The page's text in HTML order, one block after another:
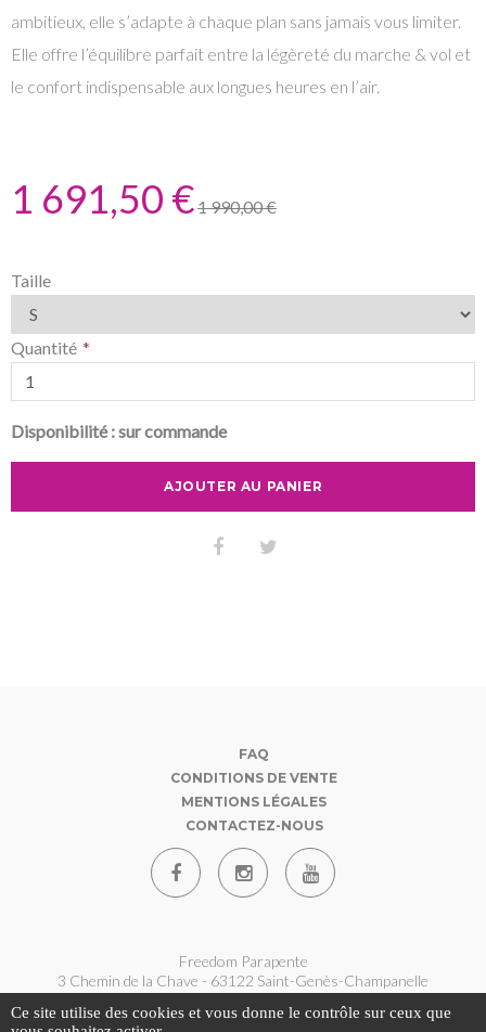
ambitieux, elle s’adapte à chaque plan sans jamais vous limiter.
Elle offre l’équilibre parfait entre la légèreté du marche & vol et
le confort indispensable aux longues heures en l’air.
1 691,50 €1 990,00 €
Taille
Quantité
Disponibilité :sur commande
AJOUTER AU PANIER
FAQ
CONDITIONS DE VENTE
MENTIONS LÉGALES
CONTACTEZ-NOUS
Freedom Parapente
3 Chemin de la Chave - 63122 Saint-Genès-Champanelle
contact@freedom-parapente.fr
Ce site utilise des cookies et vous donne le contrôle sur ceux que